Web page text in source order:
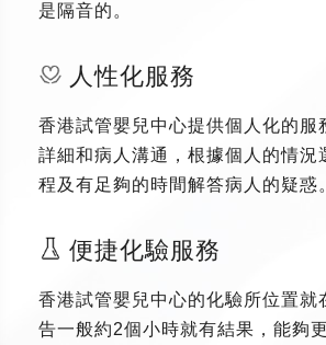
是隔音的。
人性化服務
香港試管嬰兒中心提供個人化的服
詳細和病人溝通，根據個人的情況
程及有足夠的時間解答病人的疑惑
便捷化驗服務
香港試管嬰兒中心的化驗所位置就
告一般約2個小時就有結果，能夠